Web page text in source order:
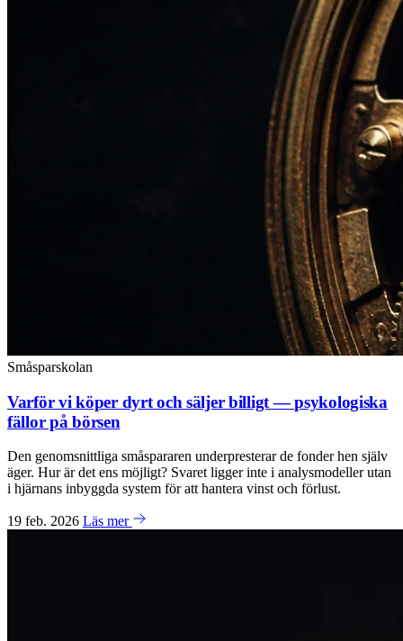
Småsparskolan
Varför vi köper dyrt och säljer billigt — psykologiska
fällor på börsen
Den genomsnittliga småspararen underpresterar de fonder hen själv
äger. Hur är det ens möjligt? Svaret ligger inte i analysmodeller utan
i hjärnans inbyggda system för att hantera vinst och förlust.
19 feb. 2026 Läs mer